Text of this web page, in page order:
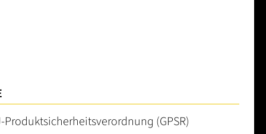
(GPSR)